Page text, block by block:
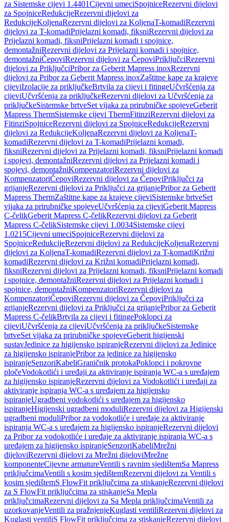
za Sistemske cijevi 1.4401Cijevni umeciSpojniceRezervni dijelovi
za SpojniceRedukcijeRezervni dijelovi za
RedukcijeKoljenaRezervni dijelovi za KoljenaT-komadiRezervni
dijelovi za T-komadiPrijelazni komadi, fiksniRezervni dijelovi za
Prijelazni komadi, fiksniPrijelazni komadi i spojnice,
demontažniRezervni dijelovi za Prijelazni komadi i spojnice,
demontažniČepoviRezervni dijelovi za ČepoviPriključciRezervni
dijelovi za PriključciPribor za Geberit Mapress inoxRezervni
dijelovi za Pribor za Geberit Mapress inoxZaštitne kape za krajeve
cijeviIzolacije za priključkeBrtvila za cijevi i fitingeUčvršćenja za
cijeviUčvršćenja za priključkeRezervni dijelovi za Učvršćenja za
priključkeSistemske brtveSet vijaka za prirubničke spojeveGeberit
Mapress ThermSistemske cijevi ThermFitinziRezervni dijelovi za
FitinziSpojniceRezervni dijelovi za SpojniceRedukcijeRezervni
dijelovi za RedukcijeKoljenaRezervni dijelovi za KoljenaT-
komadiRezervni dijelovi za T-komadiPrijelazni komadi,
fiksniRezervni dijelovi za Prijelazni komadi, fiksniPrijelazni komadi
i spojevi, demontažniRezervni dijelovi za Prijelazni komadi i
spojevi, demontažniKompenzatoriRezervni dijelovi za
KompenzatoriČepoviRezervni dijelovi za ČepoviPriključci za
grijanjeRezervni dijelovi za Priključci za grijanjePribor za Geberit
Mapress ThermZaštitne kape za krajeve cijeviSistemske brtveSet
vijaka za prirubničke spojeveUčvršćenja za cijeviGeberit Mapress
C-čelikGeberit Mapress C-čelikRezervni dijelovi za Geberit
Mapress C-čelikSistemske cijevi 1.0034Sistemske cijevi
1.0215Cijevni umeciSpojniceRezervni dijelovi za
SpojniceRedukcijeRezervni dijelovi za RedukcijeKoljenaRezervni
dijelovi za KoljenaT-komadiRezervni dijelovi za T-komadiKrižni
komadiRezervni dijelovi za Križni komadiPrijelazni komadi,
fiksniRezervni dijelovi za Prijelazni komadi, fiksniPrijelazni komadi
i spojnice, demontažniRezervni dijelovi za Prijelazni komadi i
spojnice, demontažniKompenzatoriRezervni dijelovi za
KompenzatoriČepoviRezervni dijelovi za ČepoviPriključci za
grijanjeRezervni dijelovi za Priključci za grijanjePribor za Geberit
Mapress C-čelikBrtvila za cijevi i fitingePoklopci za
cijeviUčvršćenja za cijeviUčvršćenja za priključkeSistemske
brtveSet vijaka za prirubničke spojeveGeberit higijenski
sustavJedinice za higijensko ispiranjeRezervni dijelovi za Jedinice
za higijensko ispiranjePribor za jedinice za higijensko
ispiranjeSenzoriKabeliGraničnik protokaPoklopci i pokrovne
pločeVodokotlići i uređaji za aktiviranje ispiranja WC-a s uređajem
za higijensko ispiranjeRezervni dijelovi za Vodokotlići i uređaji za
aktiviranje ispiranja WC-a s uređajem za higijensko
ispiranjeUgradbeni vodokotlići s uređajem za higijensko
ispiranjeHigijenski ugradbeni moduliRezervni dijelovi za Higijenski
ugradbeni moduliPribor za vodokotliće i uređaje za aktiviranje
ispiranja WC-a s uređajem za higijensko ispiranjeRezervni dijelovi
za Pribor za vodokotliće i uređaje za aktiviranje ispiranja WC-a s
uređajem za higijensko ispiranjeSenzoriKabeliMrežni
dijeloviRezervni dijelovi za Mrežni dijeloviMrežne
komponenteCijevne armatureVentili s ravnim sjedištemSa Mapress
priključcimaVentili s kosim sjedištemRezervni dijelovi za Ventili s
kosim sjedištemS FlowFit priključcima za stiskanjeRezervni dijelovi
za S FlowFit priključcima za stiskanjeSa Mepla
priključcimaRezervni dijelovi za Sa Mepla priključcimaVentili za
uzorkovanjeVentili za pražnjenjeKuglasti ventiliRezervni dijelovi za
Kuglasti ventiliS FlowFit priključcima za stiskanjeRezervni dijelovi